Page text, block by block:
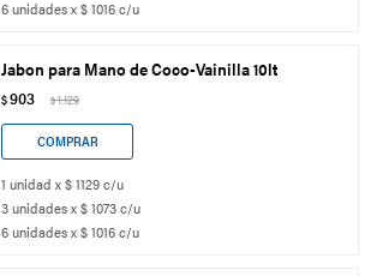
6 unidades x $ 1016 c/u
Jabon para Mano de Coco-Vainilla 10lt
$903 $1.129
1 unidad x $ 1129 c/u
3 unidades x $ 1073 c/u
6 unidades x $ 1016 c/u